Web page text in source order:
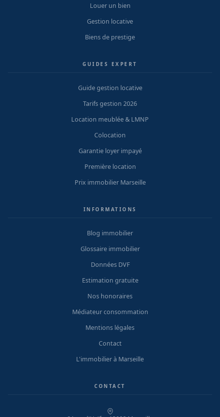
Louer un bien
Gestion locative
Biens de prestige
GUIDES EXPERT
Guide gestion locative
Tarifs gestion 2026
Location meublée & LMNP
Colocation
Garantie loyer impayé
Première location
Prix immobilier Marseille
INFORMATIONS
Blog immobilier
Glossaire immobilier
Données DVF
Estimation gratuite
Nos honoraires
Médiateur consommation
Mentions légales
Contact
L'immobilier à Marseille
CONTACT